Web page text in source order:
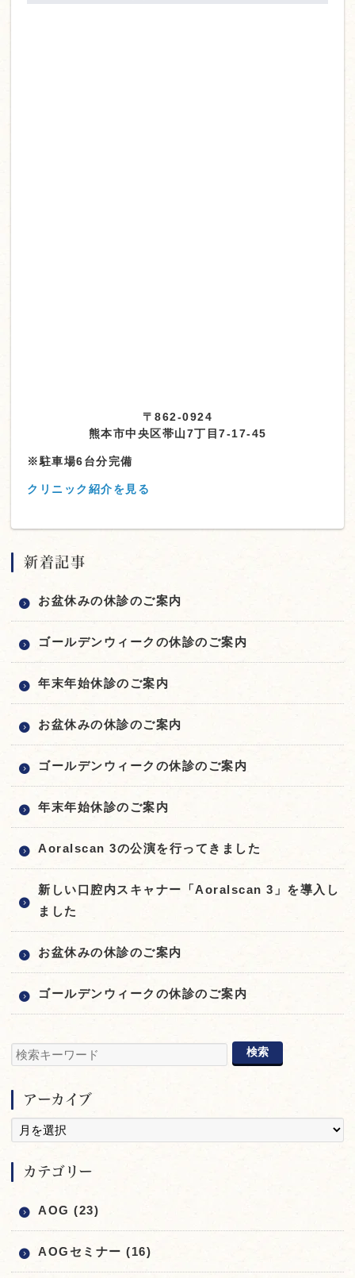
〒862-0924
熊本市中央区帯山7丁目7-17-45
※駐車場6台分完備
クリニック紹介を見る
新着記事
お盆休みの休診のご案内
ゴールデンウィークの休診のご案内
年末年始休診のご案内
お盆休みの休診のご案内
ゴールデンウィークの休診のご案内
年末年始休診のご案内
Aoralscan 3の公演を行ってきました
新しい口腔内スキャナー「Aoralscan 3」を導入し
ました
お盆休みの休診のご案内
ゴールデンウィークの休診のご案内
アーカイブ
カテゴリー
AOG (23)
AOGセミナー (16)